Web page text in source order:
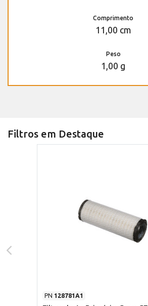
Comprimento
11,00 cm
Peso
1,00 g
Filtros em Destaque
PN 128781A1